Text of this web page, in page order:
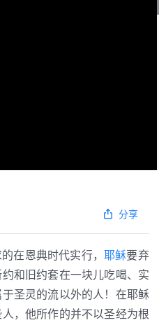
分享
在恩典时代实行， 耶稣要弃
和旧约套在一块儿吃喝、实
圣灵的流以外的人！在耶稣
，他所作的并不以圣经为根